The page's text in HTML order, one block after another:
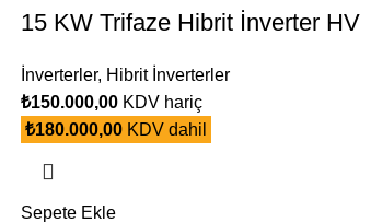
15 KW Trifaze Hibrit İnverter HV
İnverterler, Hibrit İnverterler
₺150.000,00KDV hariç
₺180.000,00KDV dahil
Sepete Ekle